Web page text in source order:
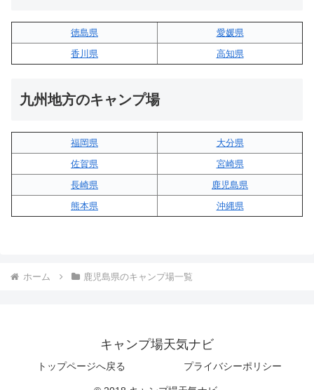
徳島県
愛媛県
香川県
高知県
九州地方のキャンプ場
福岡県
大分県
佐賀県
宮崎県
長崎県
鹿児島県
熊本県
沖縄県
ホーム 鹿児島県のキャンプ場一覧
キャンプ場天気ナビ
トップページへ戻る プライバシーポリシー